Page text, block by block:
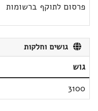
פרסום לתוקף ברשומות
גושים וחלקות
גוש
3100